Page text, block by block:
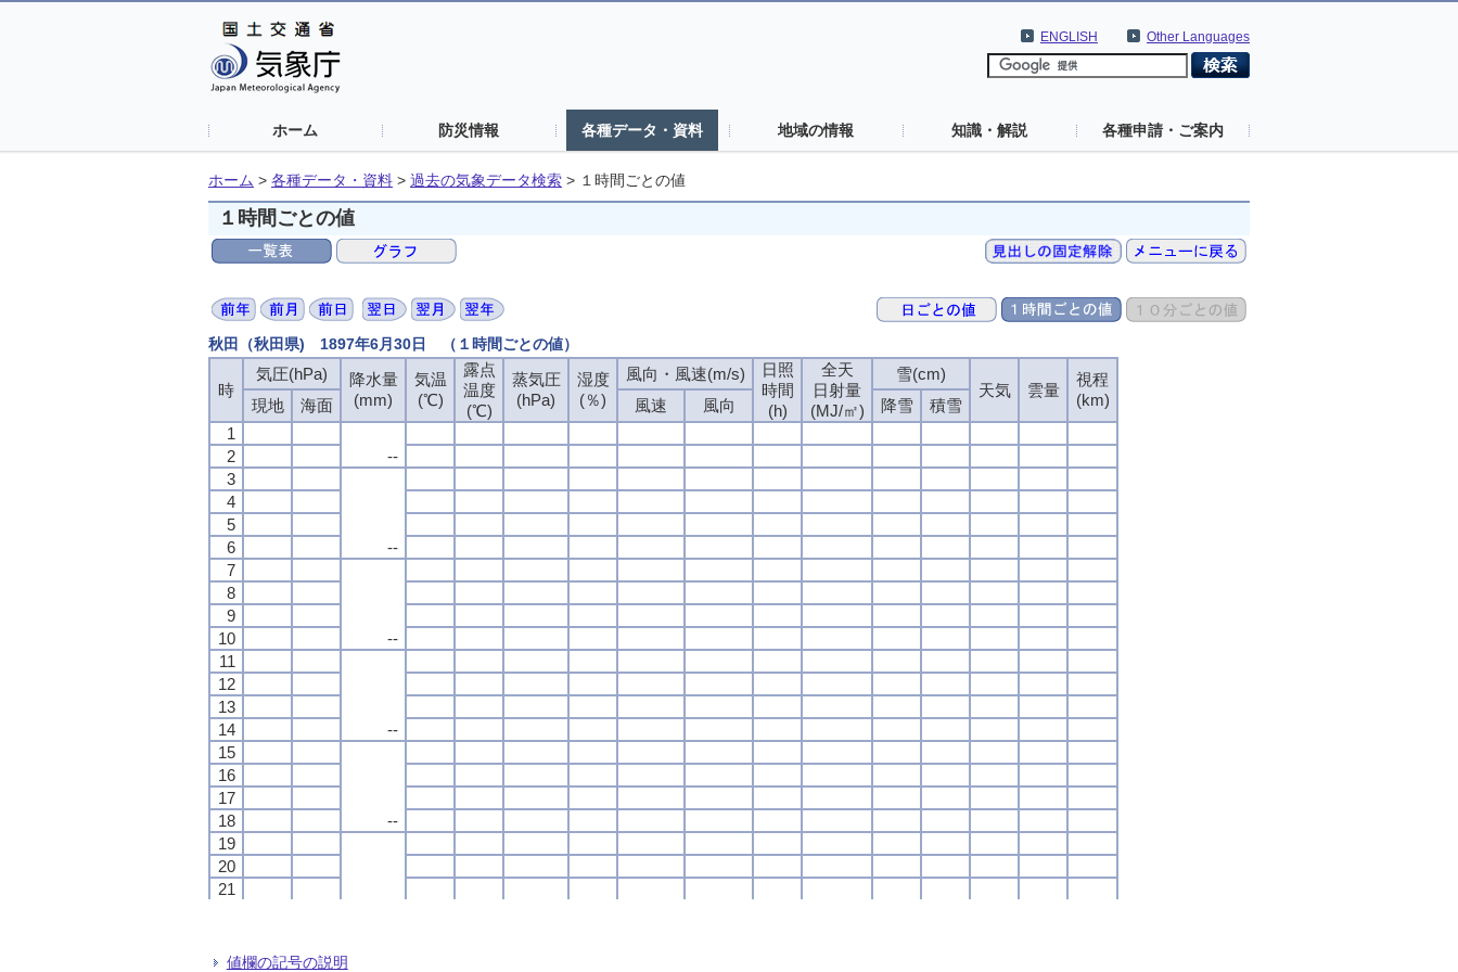
Other Languages
ENGLISH
ホーム 防災情報 各種データ・資料 地域の情報 知識・解説 各種申請・ご案内
ホーム > 各種データ・資料 > 過去の気象データ検索 > １時間ごとの値
１時間ごとの値
秋田（秋田県) 1897年6月30日 （１時間ごとの値）
時
気圧(hPa)
降水量
(mm)
気温
(℃)
露点
温度
(℃)
蒸気圧
(hPa)
湿度
(％)
風向・風速(m/s)
日照
時間
(h)
全天
日射量
(MJ/㎡)
雪(cm)
天気
雲量
視程
(km)
現地 海面 風速 風向 降雪
積雪
1
--
2
3
--
4
5
6
7
--
8
9
10
11
--
12
13
14
15
--
16
17
18
19
20
21
24
時
気圧(hPa)
降水量
(mm)
気温
(℃)
露点
温度
(℃)
蒸気圧
(hPa)
湿度
(％)
風向・風速(m/s)
日照
時間
(h)
全天
日射量
(MJ/㎡)
雪(cm)
天気
雲量
視程
(km)
現地 海面 風速 風向 降雪
積雪
1
--
2
3
--
4
5
6
7
--
8
9
10
11
--
12
13
14
15
--
16
17
18
19
20
21
24
時
気圧(hPa)
降水量
(mm)
気温
(℃)
露点
温度
(℃)
蒸気圧
(hPa)
湿度
(％)
風向・風速(m/s)
日照
時間
(h)
全天
日射量
(MJ/㎡)
雪(cm)
天気
雲量
視程
(km)
現地 海面 風速 風向 降雪
積雪
1
--
2
3
--
4
5
6
7
--
8
9
10
11
--
12
13
14
15
--
16
17
18
19
20
21
24
時
気圧(hPa)
降水量
(mm)
気温
(℃)
露点
温度
(℃)
蒸気圧
(hPa)
湿度
(％)
風向・風速(m/s)
日照
時間
(h)
全天
日射量
(MJ/㎡)
雪(cm)
天気
雲量
視程
(km)
現地 海面 風速 風向 降雪
積雪
1
--
2
3
--
4
5
6
7
--
8
9
10
11
--
12
13
14
15
--
16
17
18
19
20
21
24
値欄の記号の説明